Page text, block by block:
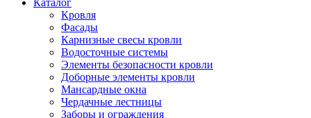
Каталог
Кровля
Фасады
Карнизные свесы кровли
Водосточные системы
Элементы безопасности кровли
Доборные элементы кровли
Мансардные окна
Чердачные лестницы
Заборы и ограждения